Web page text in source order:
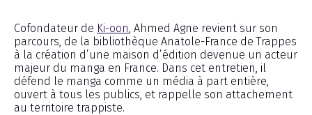
Cofondateur de Ki-oon , Ahmed Agne revient sur son
parcours, de la bibliothèque Anatole-France de Trappes
à la création d’une maison d’édition devenue un acteur
majeur du manga en France. Dans cet entretien, il
défend le manga comme un média à part entière,
ouvert à tous les publics, et rappelle son attachement
au territoire trappiste.